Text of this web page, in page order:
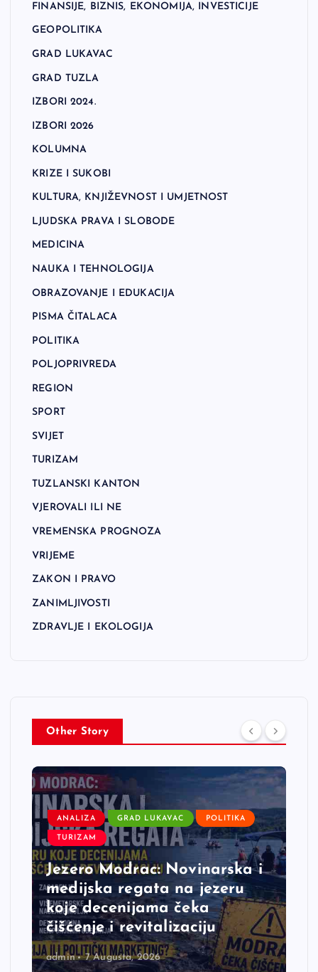
FINANSIJE, BIZNIS, EKONOMIJA, INVESTICIJE
GEOPOLITIKA
GRAD LUKAVAC
GRAD TUZLA
IZBORI 2024.
IZBORI 2026
KOLUMNA
KRIZE I SUKOBI
KULTURA, KNJIŽEVNOST I UMJETNOST
LJUDSKA PRAVA I SLOBODE
MEDICINA
NAUKA I TEHNOLOGIJA
OBRAZOVANJE I EDUKACIJA
PISMA ČITALACA
POLITIKA
POLJOPRIVREDA
REGION
SPORT
SVIJET
TURIZAM
TUZLANSKI KANTON
VJEROVALI ILI NE
VREMENSKA PROGNOZA
VRIJEME
ZAKON I PRAVO
ZANIMLJIVOSTI
ZDRAVLJE I EKOLOGIJA
Other Story
ANALIZA GRAD LUKAVAC POLITIKA
TURIZAM
Jezero Modrac: Novinarska i
medijska regata na jezeru
koje decenijama čeka
čišćenje i revitalizaciju
admin 7 Augusta, 2026